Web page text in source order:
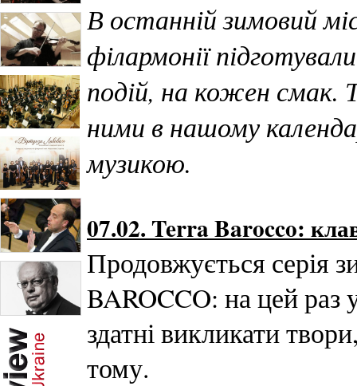
В останній зимовий
філармонії
подій, на кожен
ними в нашому
музикою.
07.02. Terra Barocco:
Продовжується серія
BAROCCO: на цей раз
здатні викликати
тому.